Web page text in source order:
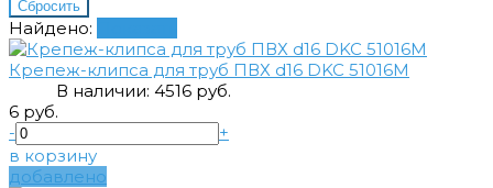
Найдено:
Крепеж-клипса для труб ПВХ d16 DKC 51016M
В наличии:4516 руб.
6 руб.
-
+
в корзину
добавлено